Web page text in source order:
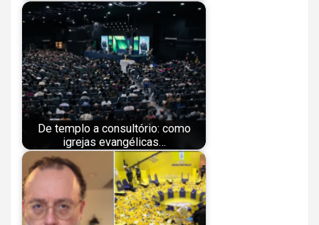
De templo a consultório: como
igrejas evangélicas…